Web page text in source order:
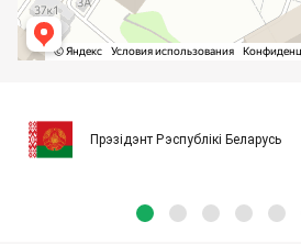
Прэзідэнт Рэспублікі Беларусь